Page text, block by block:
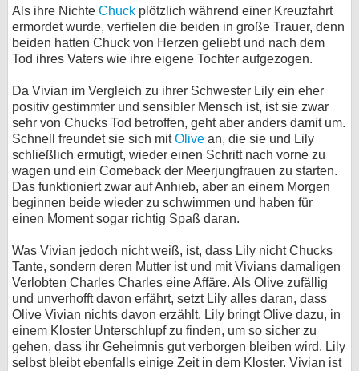
Als ihre Nichte Chuck plötzlich während einer Kreuzfahrt
ermordet wurde, verfielen die beiden in große Trauer, denn
beiden hatten Chuck von Herzen geliebt und nach dem
Tod ihres Vaters wie ihre eigene Tochter aufgezogen.
Da Vivian im Vergleich zu ihrer Schwester Lily ein eher
positiv gestimmter und sensibler Mensch ist, ist sie zwar
sehr von Chucks Tod betroffen, geht aber anders damit um.
Schnell freundet sie sich mitOlive an, die sie und Lily
schließlich ermutigt, wieder einen Schritt nach vorne zu
wagen und ein Comeback der Meerjungfrauen zu starten.
Das funktioniert zwar auf Anhieb, aber an einem Morgen
beginnen beide wieder zu schwimmen und haben für
einen Moment sogar richtig Spaß daran.
Was Vivian jedoch nicht weiß, ist, dass Lily nicht Chucks
Tante, sondern deren Mutter ist und mit Vivians damaligen
Verlobten Charles Charles eine Affäre. Als Olive zufällig
und unverhofft davon erfährt, setzt Lily alles daran, dass
Olive Vivian nichts davon erzählt. Lily bringt Olive dazu, in
einem Kloster Unterschlupf zu finden, um so sicher zu
gehen, dass ihr Geheimnis gut verborgen bleiben wird. Lily
selbst bleibt ebenfalls einige Zeit in dem Kloster. Vivian ist
Cookie-Einstellungen
Impressum
Desktop-Ansicht
myFanbase